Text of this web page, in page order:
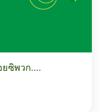
ซิพวก....